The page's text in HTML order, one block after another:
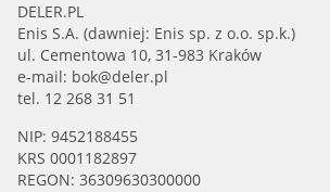
DELER.PL
Enis S.A. (dawniej: Enis sp. z o.o. sp.k.)
ul. Cementowa 10, 31-983 Kraków
e-mail: bok@deler.pl
tel. 12 268 31 51
NIP: 9452188455
KRS 0001182897
REGON: 36309630300000